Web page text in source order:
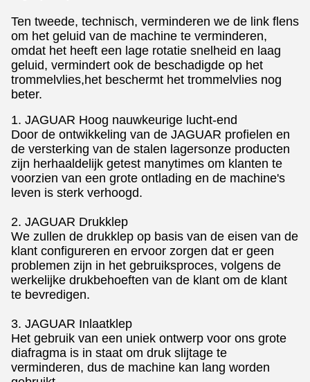
Ten tweede, technisch, verminderen we de link flens
om het geluid van de machine te verminderen,
omdat het heeft een lage rotatie snelheid en laag
geluid, vermindert ook de beschadigde op het
trommelvlies,het beschermt het trommelvlies nog
beter.
1. JAGUAR Hoog nauwkeurige lucht-end
Door de ontwikkeling van de JAGUAR profielen en
de versterking van de stalen lagersonze producten
zijn herhaaldelijk getest manytimes om klanten te
voorzien van een grote ontlading en de machine's
leven is sterk verhoogd.
2. JAGUAR Drukklep
We zullen de drukklep op basis van de eisen van de
klant configureren en ervoor zorgen dat er geen
problemen zijn in het gebruiksproces, volgens de
werkelijke drukbehoeften van de klant om de klant
te bevredigen.
3. JAGUAR Inlaatklep
Het gebruik van een uniek ontwerp voor ons grote
diafragma is in staat om druk slijtage te
verminderen, dus de machine kan lang worden